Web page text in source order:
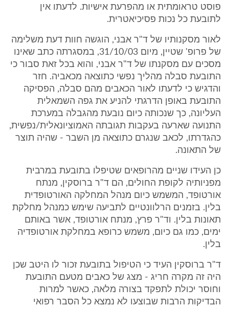
פוסט טראומתית או מהפרעת אישיות. לדעתו אין
לתובעת כל נכות פסיכיאטרית.
לאור מסקנותיו של ד"ר אבני, הוגשה חוות דעת משלימה
של פרופ' שטיין, מיום 31/10/03, במסגרתה כתב שאינו
מסכים עם מסקנתו של ד"ר אבני, והוא בכל זאת סבור כי
התובעת סבלה מהליך נפשי כתוצאה מכאביה. חזר
והדגיש כי לדעתו לאור הכאבים מהם סבלה, הפסיקה
התובעת באופן הדרגתי להניע את גפה השמאלית
העליונה, כך שנכותה כיום נובעת מהגבלה במערכת
התנועה שארעה בעקבות תגובתה האמוציונאלית/נפשית,
כהגדרתו, לכאב שנגרם כתוצאה מן השבר - שהיה תוצר
של התאונה.
כן העידו שניים מהרופאים שטיפלו בתובעת במרבית
מפניותיה לקופת החולים, הם ד"ר ברוסקין, מנתח
אורטופד, המשמש כיום מנהל המחלקה האורטופדית
בלין. בזמנים הרלוונטיים לתביעה שימש כמנהל מחלקת
תאונות בלין. וד"ר פרץ, מנתח אורטופד, אשר באותם
ימים, כמו גם כיום, משמש כרופא במחלקת אורטופדיה
בלין.
ד"ר ברוסקין העיד כי הטיפול בתובעת זכור לו היטב שכן
היה זה מקרה חריג - מצג של כאבים מטעם התובעת
וחוסר יכולת לתפקד בצורה מלאה, כאשר למרות
הבדיקות הרבות שבוצעו לא נמצא כל הסבר רפואי